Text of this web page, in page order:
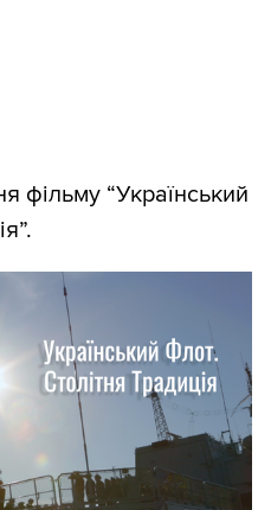
фільму “Український